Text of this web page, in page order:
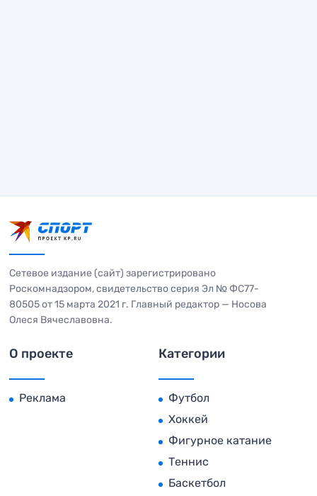
Сетевое издание (сайт) зарегистрировано
Роскомнадзором, свидетельство серия Эл № ФС77-
80505 от 15 марта 2021 г. Главный редактор — Носова
Олеся Вячеславовна.
О проекте
Реклама
Категории
Футбол
Хоккей
Фигурное катание
Теннис
Баскетбол